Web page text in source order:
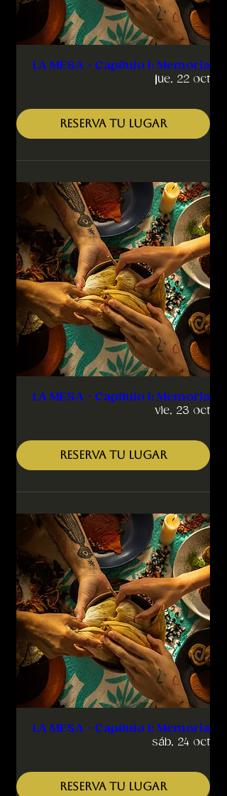
LA MESA・Capítulo 1: Memoria
jue, 22 oct
RESERVA TU LUGAR
LA MESA・Capítulo 1: Memoria
vie, 23 oct
RESERVA TU LUGAR
LA MESA・Capítulo 1: Memoria
sáb, 24 oct
RESERVA TU LUGAR